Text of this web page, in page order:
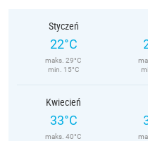
Styczeń
22°C
maks. 29°C
min. 15°C
Kwiecień
33°C
maks. 40°C